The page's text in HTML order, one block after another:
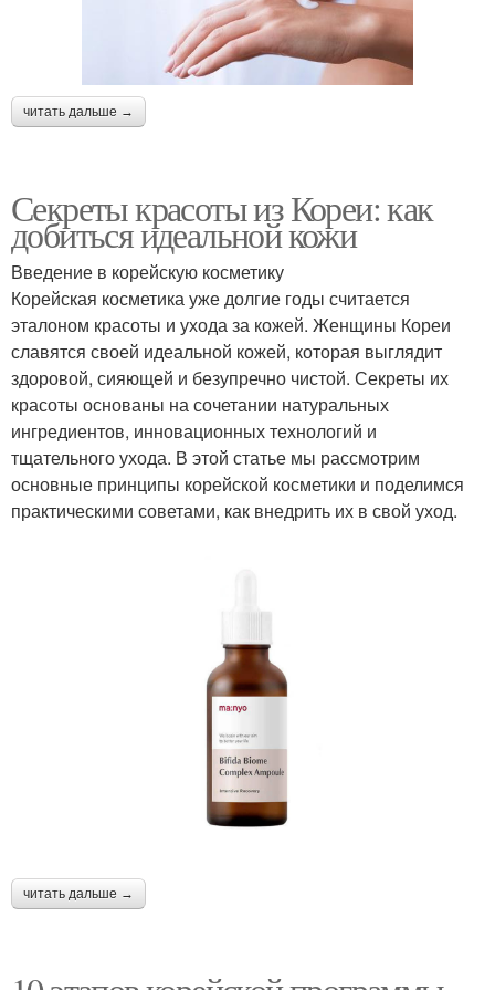
читать дальше →
Секреты красоты из Кореи: как
добиться идеальной кожи
Введение в корейскую косметику
Корейская косметика уже долгие годы считается
эталоном красоты и ухода за кожей. Женщины Кореи
славятся своей идеальной кожей, которая выглядит
здоровой, сияющей и безупречно чистой. Секреты их
красоты основаны на сочетании натуральных
ингредиентов, инновационных технологий и
тщательного ухода. В этой статье мы рассмотрим
основные принципы корейской косметики и поделимся
практическими советами, как внедрить их в свой уход.
читать дальше →